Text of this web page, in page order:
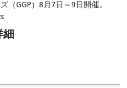
（GGP）8月7日～9日開催。